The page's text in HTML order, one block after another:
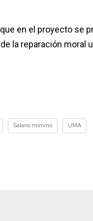
en el proyecto se
la reparación moral
Salario mínimo UMA